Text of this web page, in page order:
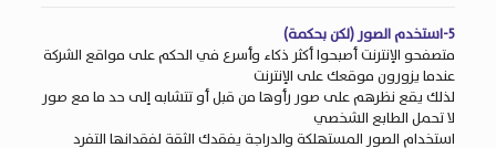
5-استخدم الصور (لكن بحكمة)
متصفحو الإنترنت أصبحوا أكثر ذكاء وأسرع في الحكم على مواقع الشركة
عندما يزورونموقعك على الإنترنت
لذلك يقع نظرهم على صور رأوها من قبل أو تتشابه إلى حد ما مع صور
لا تحمل الطابع الشخصي
استخدام الصور المستهلكة والدراجة يفقدك الثقة لفقدانها التفرد